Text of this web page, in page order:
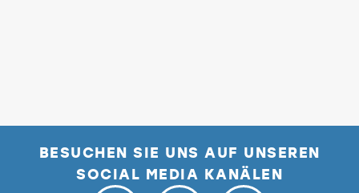
BESUCHEN SIE UNS AUF UNSEREN
SOCIAL MEDIA KANÄLEN